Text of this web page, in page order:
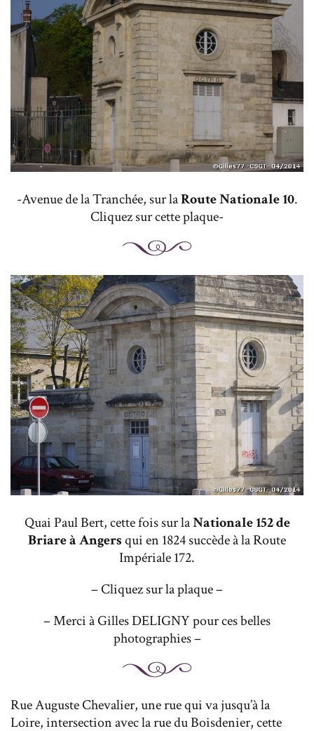
-Avenue de la Tranchée, sur laRoute Nationale 10.
Cliquez sur cette plaque-
Quai Paul Bert, cette fois sur laNationale 152 de
Briare à Angersqui en 1824 succède à la Route
Impériale 172.
– Cliquez sur la plaque –
– Merci à Gilles DELIGNY pour ces belles
photographies –
Rue Auguste Chevalier, une rue qui va jusqu’à la
Loire, intersection avec la rue du Boisdenier, cette